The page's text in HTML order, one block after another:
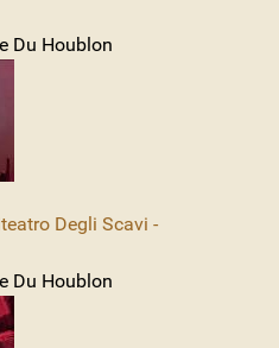
Du Houblon
Degli Scavi -
Du Houblon